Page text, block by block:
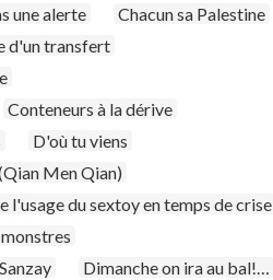
une alerte
Chacun sa Palestine
d'un transfert
Conteneurs à la dérive
D'où tu viens
Men Qian)
l'usage du sextoy en temps de crise
Dimanche on ira au bal!…